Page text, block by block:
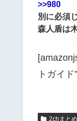
>>980
別に必須
森人盾は
トガイド
2chまとめ